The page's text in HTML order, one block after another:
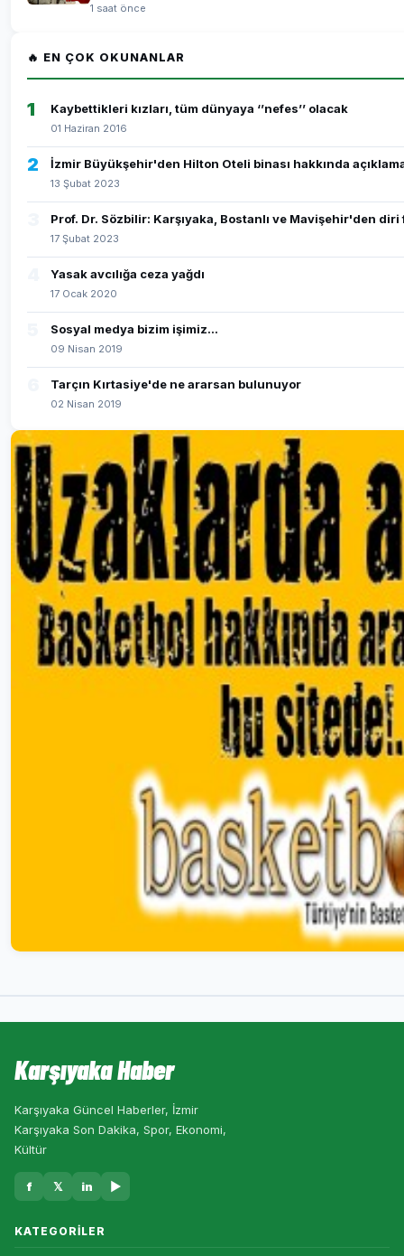
1 saat önce
🔥 EN ÇOK OKUNANLAR
1 Kaybettikleri kızları, tüm dünyaya ‘’nefes’’ olacak
01 Haziran 2016
2 İzmir Büyükşehir'den Hilton Oteli binası hakkında
13 Şubat 2023
Prof. Dr. Sözbilir: Karşıyaka, Bostanlı ve Mavişehir'den
17 Şubat 2023
Yasak avcılığa ceza yağdı
17 Ocak 2020
Sosyal medya bizim işimiz...
09 Nisan 2019
Tarçın Kırtasiye'de ne ararsan bulunuyor
02 Nisan 2019
Karşıyaka Haber
Karşıyaka Güncel Haberler, İzmir
Karşıyaka Son Dakika, Spor, Ekonomi,
Kültür
f 𝕏 in ▶
KATEGORILER